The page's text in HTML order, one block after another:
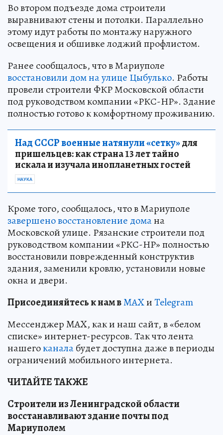
Во втором подъезде дома строители
выравнивают стены и потолки. Параллельно
этому идут работы по монтажу наружного
освещения и обшивке лоджий профлистом.
Ранее сообщалось, что в Мариуполе
восстановили дом на улице Цыбулько. Работы
провели строители ФКР Московской области
под руководством компании «РКС-НР». Здание
полностью готово к комфортному проживанию.
Над СССР военные натянули «сетку»для
пришельцев: как страна 13 лет тайно
искала и изучала инопланетных гостей
НАУКА
Кроме того, сообщалось, что в Мариуполе
завершено восстановление домана
Московской улице. Рязанские строители под
руководством компании «РКС-НР» полностью
восстановили поврежденный конструктив
здания, заменили кровлю, установили новые
окна и двери.
Присоединяйтесь к нам вMAXиTelegram
Мессенджер MAX, как и наш сайт, в «белом
списке» интернет-ресурсов. Так что лента
нашегоканалабудет доступна даже в периоды
ограничений мобильного интернета.
ЧИТАЙТЕ ТАКЖЕ
Строители из Ленинградской области
восстанавливают здание почты под
Мариуполем